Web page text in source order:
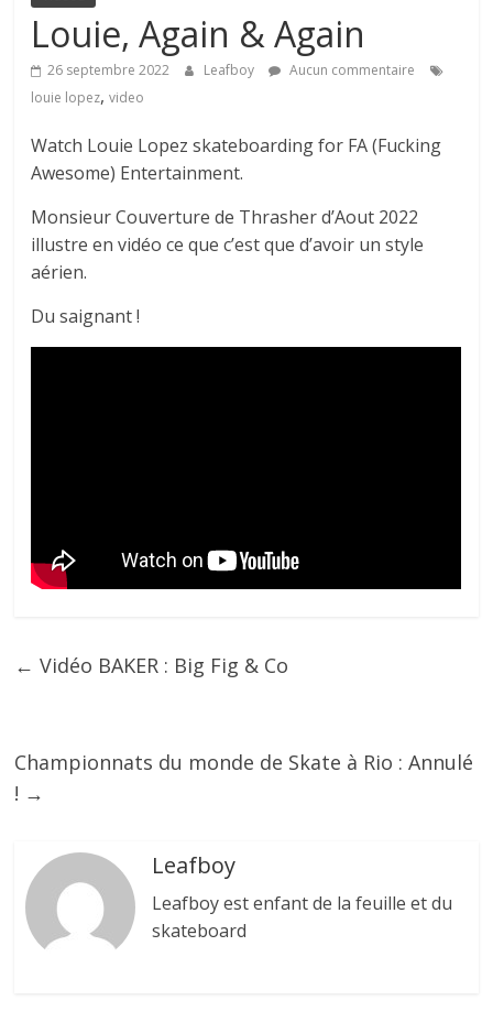
Louie, Again & Again
26 septembre 2022 Leafboy
Aucun commentaire
louie lopez,video
Watch Louie Lopez skateboarding for FA (Fucking
Awesome) Entertainment.
Monsieur Couverture de Thrasher d’Aout 2022
illustre en vidéo ce que c’est que d’avoir un style
aérien.
Du saignant !
← Vidéo BAKER : Big Fig & Co
Championnats du monde de Skate à Rio : Annulé
! →
Leafboy
Leafboy est enfant de la feuille et du
skateboard